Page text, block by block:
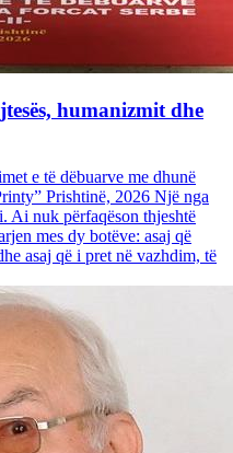
humanizmit dhe
e të dëbuarve me dhunë
Prishtinë, 2026 Një nga
Ai nuk përfaqëson thjeshtë
mes dy botëve: asaj që
asaj që i pret në vazhdim, të